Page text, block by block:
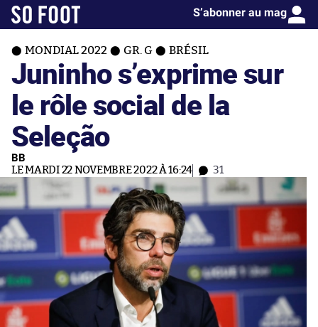
S’abonner au mag
MONDIAL 2022 GR. G BRÉSIL
Juninho s’exprime sur
le rôle social de la
Seleção
BB
LE MARDI 22 NOVEMBRE 2022 À 16:24 31